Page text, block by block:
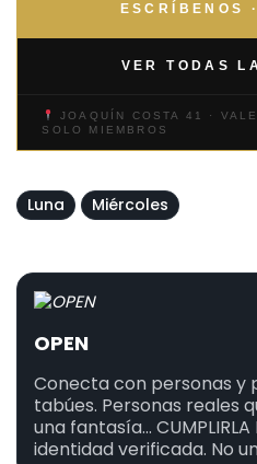
ESCRÍBENOS
VER TODAS
JOAQUÍN COSTA 41 ·
SOLO MIEMBROS
Luna Miércoles
OPEN
Conecta con personas y
tabúes. Personas reales
una fantasía...
identidad verificada. No